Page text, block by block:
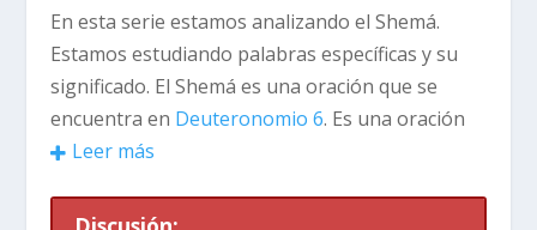
En esta serie estamos analizando el Shemá.
Estamos estudiando palabras específicas y su
significado. El Shemá es una oración que se
encuentra en Deuteronomio 6. Es una oración
que declara la devoción de uno hacia Dios.
responderle.
Leer más